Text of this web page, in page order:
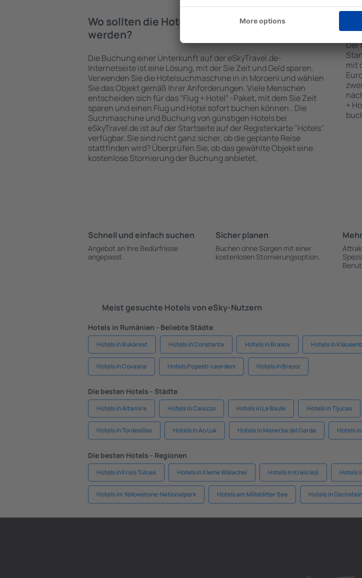
Wo sollten die Hotels in in Moroeni gebucht
werden?
Die Buchung einer Unterkunft auf der eSkyTravel.de-
Internetseite ist eine Lösung, mit der Sie Zeit und Geld sparen.
Verwenden Sie die Hotelsuchmaschine in in Moroeni und wählen
Sie das Objekt gemäß Ihrer Anforderungen. Viele Menschen
entscheiden sich für das "Flug + Hotel" -Paket, mit dem Sie Zeit
sparen und einen Flug und Hotel sofort buchen können.. Die
Suchmaschine und Buchung von günstigen Hotels bei
eSkyTravel.de ist auf der Startseite auf der Registerkarte "Hotels"
verfügbar. Sie sind nicht ganz sicher, ob die geplante Reise
stattfinden wird? Überprüfen Sie, ob das gewählte Objekt eine
kostenlose Stornierung der Buchung anbietet.
Der
mit
+
Schnell und einfach suchen
Angebot an Ihre Bedürfnisse
angepasst.
Sicher planen
Buchen ohne Sorgen mit einer
kostenlosen Stornierungsoption.
Meist gesuchte Hotels von eSky-Nutzern
Hotels in Rumänien - Beliebte Städte
Hotels in Bukarest Hotels in Constanta Hotels in Brasov Hotels in
Hotels in Covasna Hotels Popesti-Leordeni Hotels in Brezoi
Die besten Hotels - Städte
Hotels in Altamira Hotels in Caiazzo Hotels in La Baule Hotels in Tijucas
Hotels in Tordesillas Hotels in Ao Luk Hotels in Manerba del Garda Hotels
Die besten Hotels - Regionen
Hotels in Kreis Tulcea Hotels in Kleine Walachei Hotels in Kreis Iași Hotels
Hotels im Yellowstone-Nationalpark Hotels am Millstätter See Hotels in Dachstein